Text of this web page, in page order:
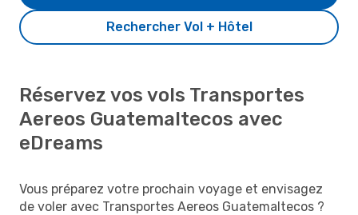
Rechercher Vol + Hôtel
Réservez vos vols Transportes
Aereos Guatemaltecos avec
eDreams
Vous préparez votre prochain voyage et envisagez
de voler avec Transportes Aereos Guatemaltecos ?